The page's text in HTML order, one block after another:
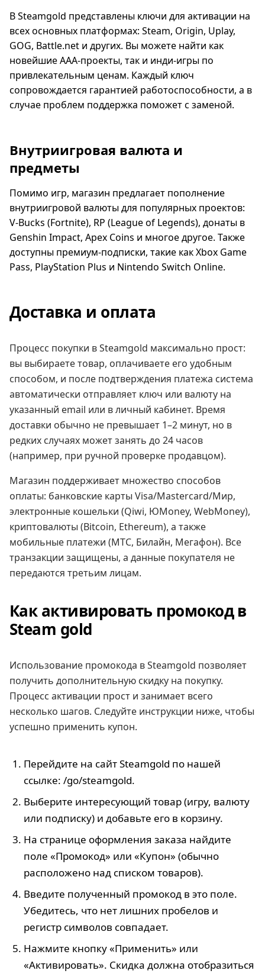
В Steamgold представлены ключи для активации на
всех основных платформах: Steam, Origin, Uplay,
GOG, Battle.net и других. Вы можете найти как
новейшие AAA-проекты, так и инди-игры по
привлекательным ценам. Каждый ключ
сопровождается гарантией работоспособности, а в
случае проблем поддержка поможет с заменой.
Внутриигровая валюта и
предметы
Помимо игр, магазин предлагает пополнение
внутриигровой валюты для популярных проектов:
V-Bucks (Fortnite), RP (League of Legends), донаты в
Genshin Impact, Apex Coins и многое другое. Также
доступны премиум-подписки, такие как Xbox Game
Pass, PlayStation Plus и Nintendo Switch Online.
Доставка и оплата
Процесс покупки в Steamgold максимально прост:
вы выбираете товар, оплачиваете его удобным
способом, и после подтверждения платежа система
автоматически отправляет ключ или валюту на
указанный email или в личный кабинет. Время
доставки обычно не превышает 1–2 минут, но в
редких случаях может занять до 24 часов
(например, при ручной проверке продавцом).
Магазин поддерживает множество способов
оплаты: банковские карты Visa/Mastercard/Mир,
электронные кошельки (Qiwi, ЮMoney, WebMoney),
криптовалюты (Bitcoin, Ethereum), а также
мобильные платежи (МТС, Билайн, Мегафон). Все
транзакции защищены, а данные покупателя не
передаются третьим лицам.
Как активировать промокод в
Steam gold
Использование промокода в Steamgold позволяет
получить дополнительную скидку на покупку.
Процесс активации прост и занимает всего
несколько шагов. Следуйте инструкции ниже, чтобы
успешно применить купон.
Перейдите на сайт Steamgold по нашей
ссылке: /go/steamgold.
Выберите интересующий товар (игру, валюту
или подписку) и добавьте его в корзину.
На странице оформления заказа найдите
поле «Промокод» или «Купон» (обычно
расположено над списком товаров).
Введите полученный промокод в это поле.
Убедитесь, что нет лишних пробелов и
регистр символов совпадает.
Нажмите кнопку «Применить» или
«Активировать». Скидка должна отобразиться